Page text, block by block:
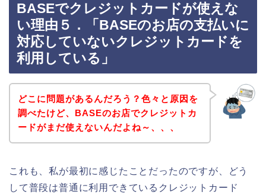
BASEでクレジットカードが使えな
い理由５．「BASEのお店の支払いに
対応していないクレジットカードを
利用している」
どこに問題があるんだろう？色々と原因を
調べたけど、BASEのお店でクレジットカ
ードがまだ使えないんだよね～、、、
これも、私が最初に感じたことだったのですが、どう
して普段は普通に利用できているクレジットカード